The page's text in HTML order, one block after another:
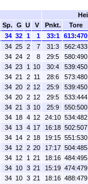
Sp. G U V Pnkt.
Tore
34 32 1 1 33:1
613:470
34 25 2 7 31:3
562:433
34 24 2 8 29:5
580:490
34 23 1 10 30:4
539:450
34 21 2 11 28:6
573:480
34 20 2 12 25:9
539:450
34 20 2 12 29:5
533:444
34 21 3 10 25:9
550:500
34 18 4 12 24:10 534:482
34 13 4 17 16:18 502:507
34 14 2 18 19:15 551:530
34 12 2 20 17:17 504:485
34 12 1 21 18:16 484:495
34 10 3 21 15:19 474:479
34 10 3 21 18:16 488:479